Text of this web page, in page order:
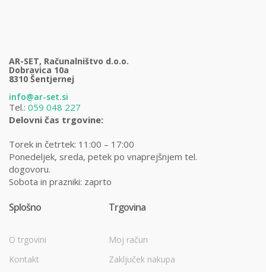
AR-SET, Računalništvo d.o.o.
Dobravica 10a
8310 Šentjernej
info@ar-set.si
Tel.: 059 048 227
Delovni čas trgovine:
Torek in četrtek: 11:00 – 17:00
Ponedeljek, sreda, petek po vnaprejšnjem tel.
dogovoru.
Sobota in prazniki: zaprto
Splošno
O trgovini
Kontakt
Trgovina
Moj račun
Zaključek nakupa